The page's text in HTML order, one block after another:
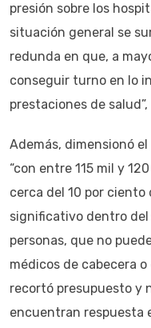
presión sobre los
situación general se
redunda en que, a
conseguir turno en lo
prestaciones de
Además, dimensionó
“con entre 115 mil y
cerca del 10 por ciento
significativo dentro del
personas, que no
médicos de cabecera
recortó presupuesto y
encuentran respuesta